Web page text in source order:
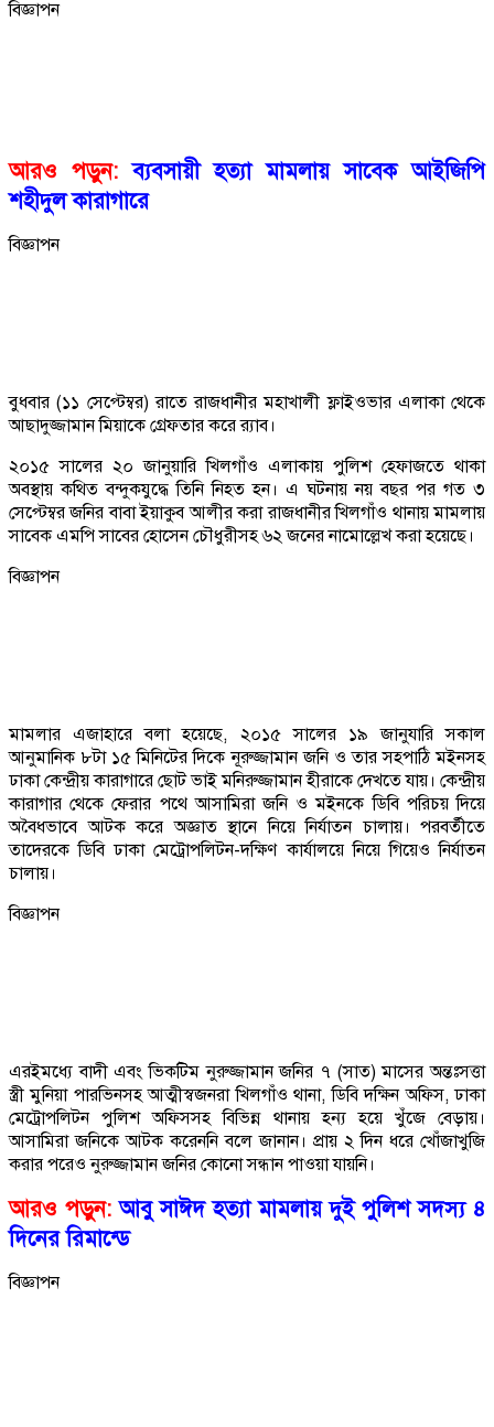
বিজ্ঞাপন
আরও পড়ুন: ব্যবসায়ী হত্যা মামলায় সাবেক আইজিপি
শহীদুল কারাগারে
বিজ্ঞাপন
বুধবার (১১ সেপ্টেম্বর) রাতে রাজধানীর মহাখালী ফ্লাইওভার এলাকা থেকে
আছাদুজ্জামান মিয়াকে গ্রেফতার করে র‌্যাব।
২০১৫ সালের ২০ জানুয়ারি খিলগাঁও এলাকায় পুলিশ হেফাজতে থাকা
অবস্থায় কথিত বন্দুকযুদ্ধে তিনি নিহত হন। এ ঘটনায় নয় বছর পর গত ৩
সেপ্টেম্বর জনির বাবা ইয়াকুব আলীর করা রাজধানীর খিলগাঁও থানায় মামলায়
সাবেক এমপি সাবের হোসেন চৌধুরীসহ ৬২ জনের নামোল্লেখ করা হয়েছে।
বিজ্ঞাপন
মামলার এজাহারে বলা হয়েছে, ২০১৫ সালের ১৯ জানুযারি সকাল
আনুমানিক ৮টা ১৫ মিনিটের দিকে নূরুজ্জামান জনি ও তার সহপাঠি মইনসহ
ঢাকা কেন্দ্রীয় কারাগারে ছোট ভাই মনিরুজ্জামান হীরাকে দেখতে যায়। কেন্দ্রীয়
কারাগার থেকে ফেরার পথে আসামিরা জনি ও মইনকে ডিবি পরিচয় দিয়ে
অবৈধভাবে আটক করে অজ্ঞাত স্থানে নিয়ে নির্যাতন চালায়। পরবর্তীতে
তাদেরকে ডিবি ঢাকা মেট্রোপলিটন-দক্ষিণ কার্যালয়ে নিয়ে গিয়েও নির্যাতন
চালায়।
বিজ্ঞাপন
এরইমধ্যে বাদী এবং ভিকটিম নুরুজ্জামান জনির ৭ (সাত) মাসের অন্তঃসত্তা
স্ত্রী মুনিয়া পারভিনসহ আত্মীস্বজনরা খিলগাঁও থানা, ডিবি দক্ষিন অফিস, ঢাকা
মেট্রোপলিটন পুলিশ অফিসসহ বিভিন্ন থানায় হন্য হয়ে খুঁজে বেড়ায়।
আসামিরা জনিকে আটক করেননি বলে জানান। প্রায় ২ দিন ধরে খোঁজাখুজি
করার পরেও নুরুজ্জামান জনির কোনো সন্ধান পাওয়া যায়নি।
আরও পড়ুন: আবু সাঈদ হত্যা মামলায় দুই পুলিশ সদস্য ৪
দিনের রিমান্ডে
বিজ্ঞাপন